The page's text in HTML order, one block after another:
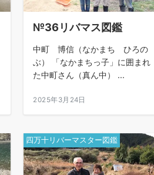
№36リバマス図鑑
中町 博信（なかまち ひろの
ぶ） 「なかまちっ子」に囲まれ
た中町さん（真ん中） ...
2025年3月24日
四万十リバーマスター図鑑